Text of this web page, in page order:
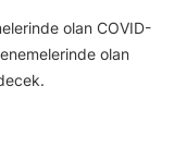
olan COVID-
olan